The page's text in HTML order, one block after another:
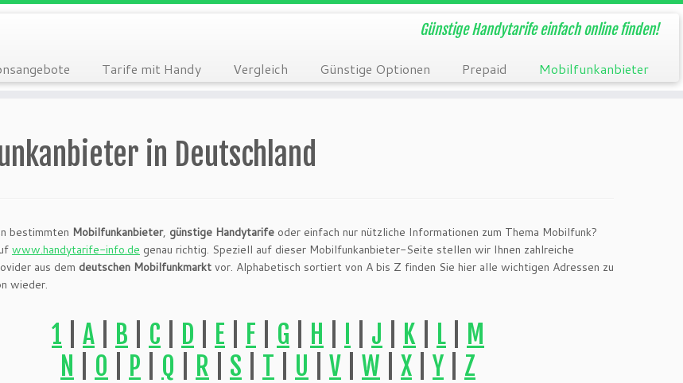
Günstige Handytarife einfach online finden!
Tarife mit Handy Vergleich Günstige Optionen Prepaid Mobilfunkanbieter
in Deutschland
bestimmten Mobilfunkanbieter, günstige Handytarife oder einfach nur nützliche Informationen zum Thema Mobilfunk?
www.handytarife-info.de genau richtig. Speziell auf dieser Mobilfunkanbieter-Seite stellen wir Ihnen zahlreiche
aus dem deutschen Mobilfunkmarkt vor. Alphabetisch sortiert von A bis Z finden Sie hier alle wichtigen Adressen zu
wieder.
1 A B C D E F G H J K L
M
N
O P Q R S T U V W X Y Z